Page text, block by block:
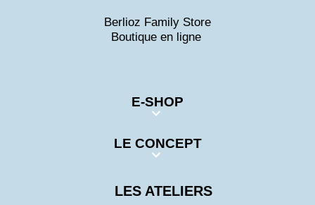
E-SHOP
LE CONCEPT
LES ATELIERS
Berlioz Family Store
Boutique en ligne